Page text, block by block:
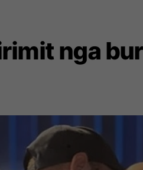
nga